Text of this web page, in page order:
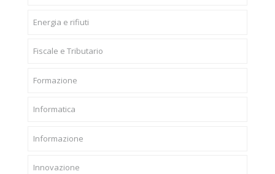
Energia e rifiuti
Fiscale e Tributario
Formazione
Informatica
Informazione
Innovazione